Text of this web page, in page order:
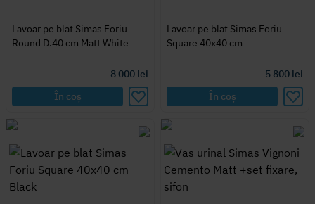
Lavoar pe blat Simas Foriu
Round D.40 cm Matt White
8 000 lei
În coș
Lavoar pe blat Simas Foriu
Square 40x40 cm
5 800 lei
În coș